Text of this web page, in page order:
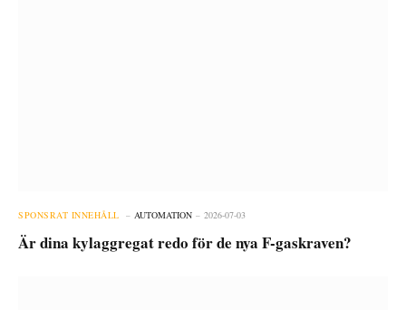
SPONSRAT INNEHÅLL AUTOMATION 2026-07-03
Är dina kylaggregat redo för de nya F-gaskraven?